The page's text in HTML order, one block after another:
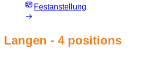
Festanstellung
Langen - 4 positions